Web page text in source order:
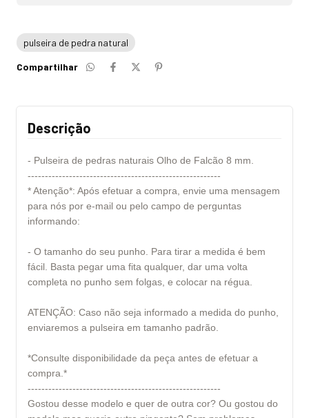
pulseira de pedra natural
Compartilhar
Descrição
- Pulseira de pedras naturais Olho de Falcão 8 mm.
--------------------------------------------------------
* Atenção*: Após efetuar a compra, envie uma mensagem
para nós por e-mail ou pelo campo de perguntas
informando:
- O tamanho do seu punho. Para tirar a medida é bem
fácil. Basta pegar uma fita qualquer, dar uma volta
completa no punho sem folgas, e colocar na régua.
ATENÇÃO: Caso não seja informado a medida do punho,
enviaremos a pulseira em tamanho padrão.
*Consulte disponibilidade da peça antes de efetuar a
compra.*
--------------------------------------------------------
Gostou desse modelo e quer de outra cor? Ou gostou do